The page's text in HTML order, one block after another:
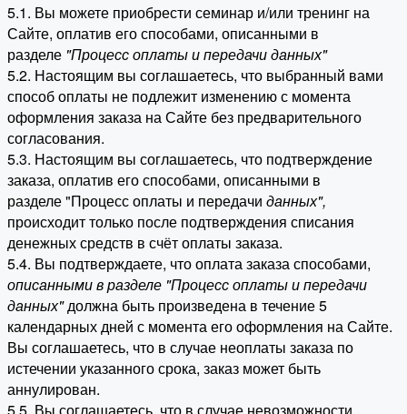
5.1. Вы можете приобрести семинар и/или тренинг на
Сайте, оплатив его способами, описанными в
разделе "Процесс оплаты и передачи данных"
5.2. Настоящим вы соглашаетесь, что выбранный вами
способ оплаты не подлежит изменению с момента
оформления заказа на Сайте без предварительного
согласования.
5.3. Настоящим вы соглашаетесь, что подтверждение
заказа, оплатив его способами, описанными в
разделе "Процесс оплаты и передачи данных",
происходит только после подтверждения списания
денежных средств в счёт оплаты заказа.
5.4. Вы подтверждаете, что оплата заказа способами,
описанными в разделе "Процесс оплаты и передачи
данных"должна быть произведена в течение 5
календарных дней с момента его оформления на Сайте.
Вы соглашаетесь, что в случае неоплаты заказа по
истечении указанного срока, заказ может быть
аннулирован.
5.5. Вы соглашаетесь, что в случае невозможности